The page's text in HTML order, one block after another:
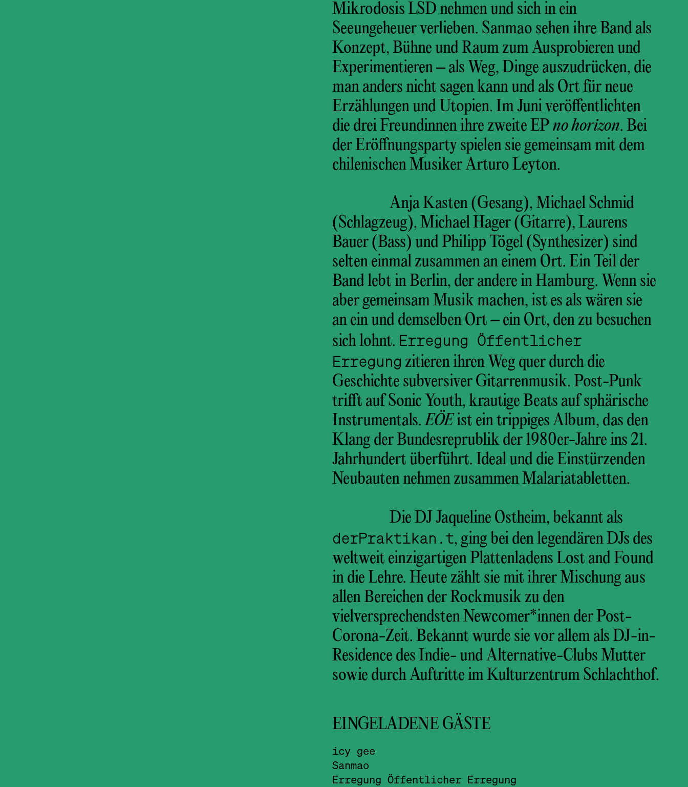
Mikrodosis LSD nehmen und sich in ein
Seeungeheuer verlieben. Sanmao sehen ihre Band als
Konzept, Bühne und Raum zum Ausprobieren und
Experimentieren – als Weg, Dinge auszudrücken, die
man anders nicht sagen kann und als Ort für neue
Erzählungen und Utopien. Im Juni veröffentlichten
die drei Freundinnen ihre zweite EPno horizon. Bei
der Eröffnungsparty spielen sie gemeinsam mit dem
chilenischen Musiker Arturo Leyton.
Anja Kasten (Gesang), Michael Schmid
(Schlagzeug), Michael Hager (Gitarre), Laurens
Bauer (Bass) und Philipp Tögel (Synthesizer) sind
selten einmal zusammen an einem Ort. Ein Teil der
Band lebt in Berlin, der andere in Hamburg. Wenn sie
aber gemeinsam Musik machen, ist es als wären sie
an ein und demselben Ort – ein Ort, den zu besuchen
sich lohnt. Erregung Öffentlicher
Erregung zitieren ihren Weg quer durch die
Geschichte subversiver Gitarrenmusik. Post-Punk
trifft auf Sonic Youth, krautige Beats auf sphärische
Instrumentals.EÖEist ein trippiges Album, das den
Klang der Bundesreprublik der 1980er-Jahre ins 21.
Jahrhundert überführt. Ideal und die Einstürzenden
Neubauten nehmen zusammen Malariatabletten.
Die DJ Jaqueline Ostheim, bekannt als
derPraktikan.t, ging bei den legendären DJs des
weltweit einzigartigen Plattenladens Lost and Found
in die Lehre. Heute zählt sie mit ihrer Mischung aus
allen Bereichen der Rockmusik zu den
vielversprechendsten Newcomer*innen der Post-
Corona-Zeit. Bekannt wurde sie vor allem als DJ-in-
Residence des Indie- und Alternative-Clubs Mutter
sowie durch Auftritte im Kulturzentrum Schlachthof.
EINGELADENE GÄSTE
icy gee
Sanmao
Erregung Öffentlicher Erregung